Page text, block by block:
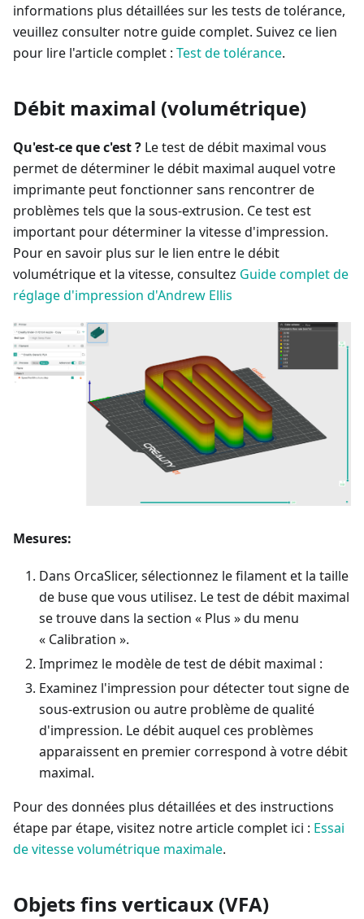
informations plus détaillées sur les tests de tolérance,
veuillez consulter notre guide complet. Suivez ce lien
pour lire l'article complet : Test de tolérance.
Débit maximal (volumétrique)
Qu'est-ce que c'est ? Le test de débit maximal vous
permet de déterminer le débit maximal auquel votre
imprimante peut fonctionner sans rencontrer de
problèmes tels que la sous-extrusion. Ce test est
important pour déterminer la vitesse d'impression.
Pour en savoir plus sur le lien entre le débit
volumétrique et la vitesse, consultez Guide complet de
réglage d'impression d'Andrew Ellis
Mesures:
Dans OrcaSlicer, sélectionnez le filament et la taille
de buse que vous utilisez. Le test de débit maximal
se trouve dans la section « Plus » du menu
« Calibration ».
Imprimez le modèle de test de débit maximal :
Examinez l'impression pour détecter tout signe de
sous-extrusion ou autre problème de qualité
d'impression. Le débit auquel ces problèmes
apparaissent en premier correspond à votre débit
maximal.
Pour des données plus détaillées et des instructions
étape par étape, visitez notre article complet ici : Essai
de vitesse volumétrique maximale.
Objets fins verticaux (VFA)